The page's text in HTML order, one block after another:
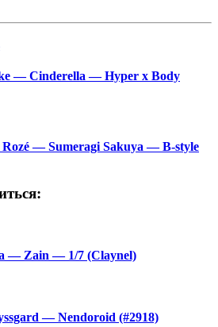
— Cinderella — Hyper x Body
Rozé — Sumeragi Sakuya — B-style
— Zain — 1/7 (Claynel)
— Nendoroid (#2918)